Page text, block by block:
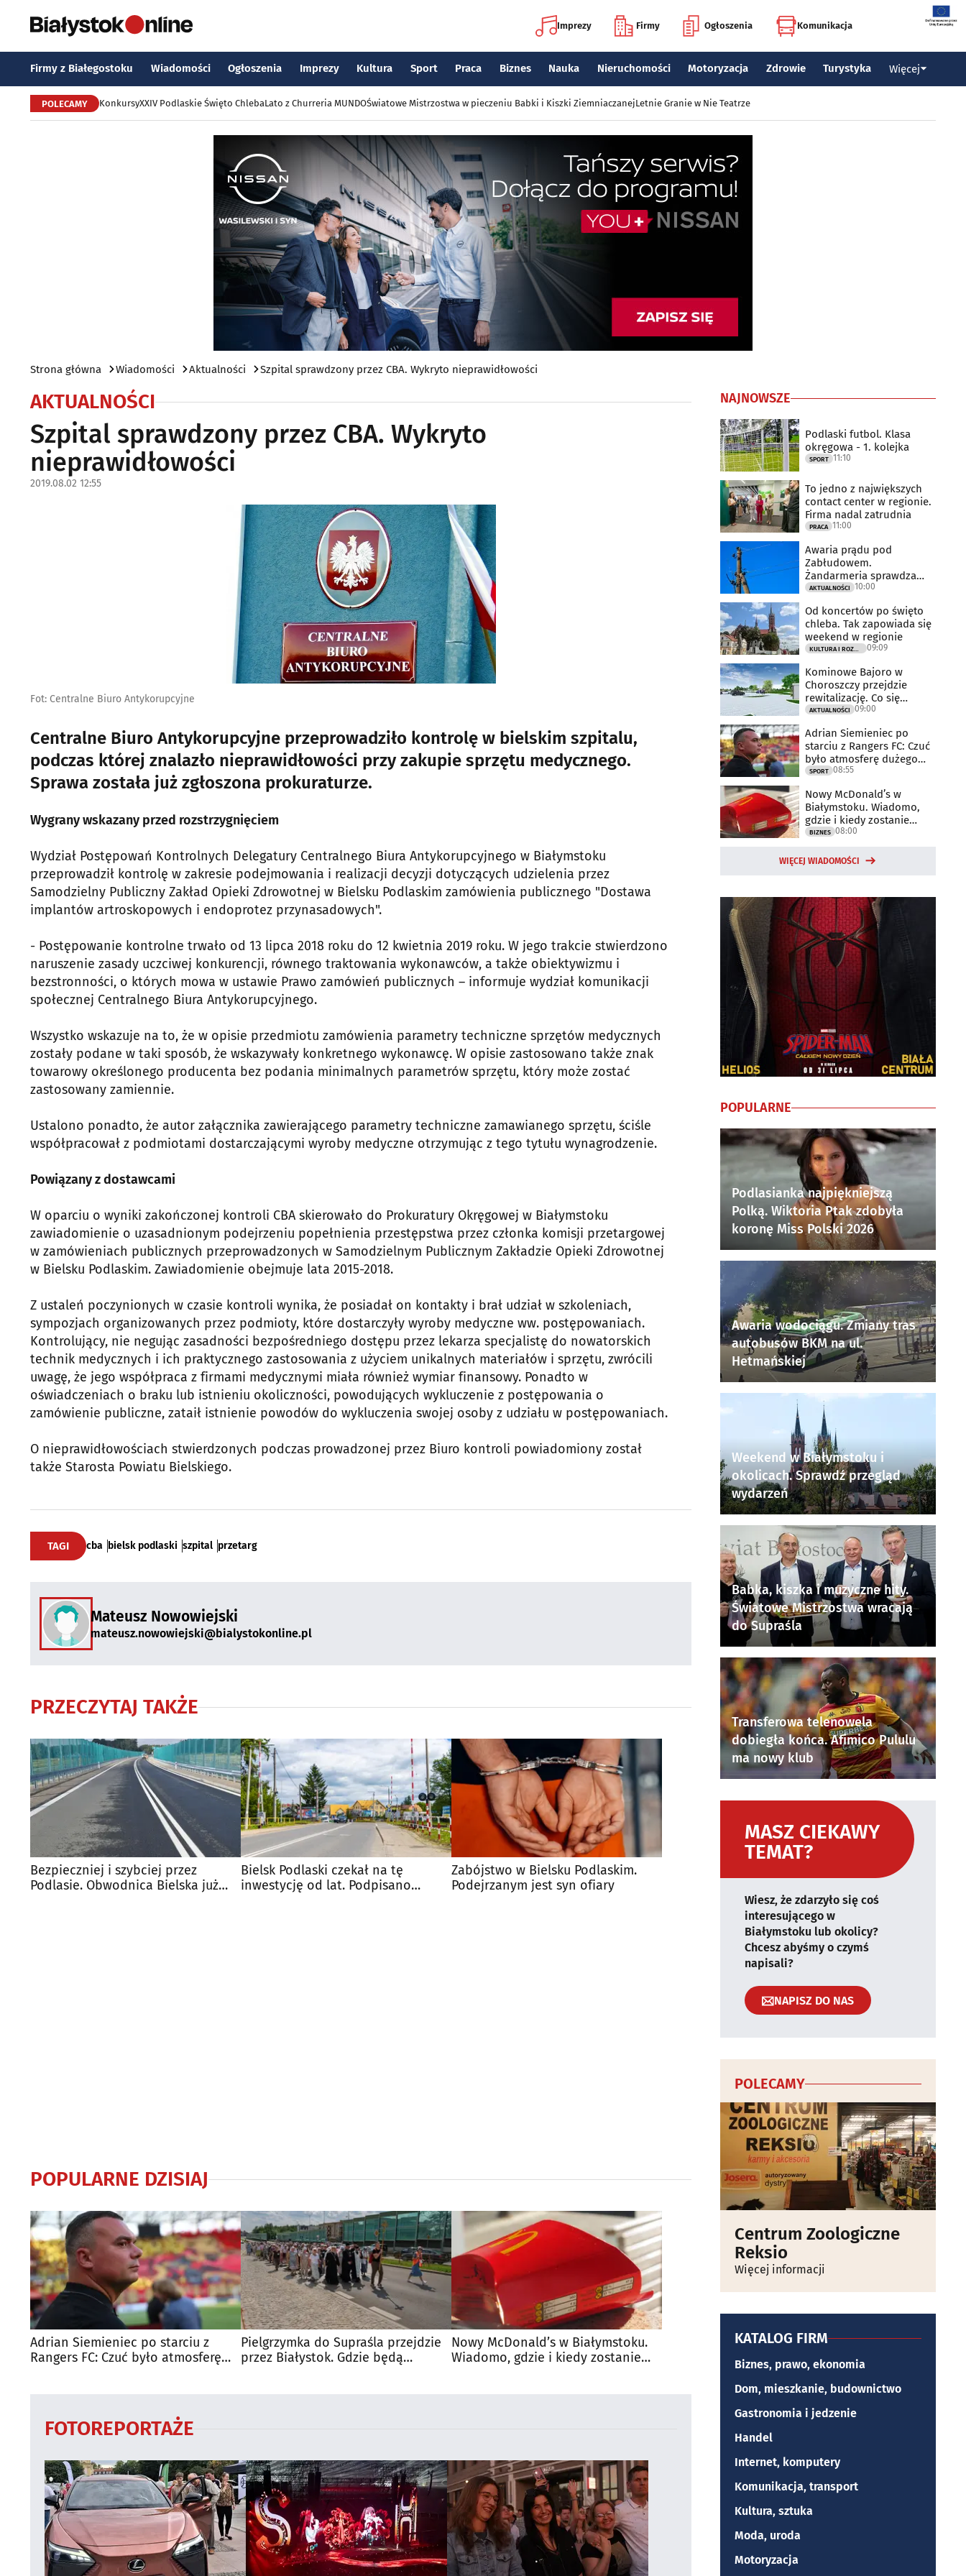
Imprezy Firmy Ogłoszenia Komunikacja
Firmy z Białegostoku Wiadomości Ogłoszenia Imprezy Kultura Sport Praca Biznes Nauka Nieruchomości Motoryzacja Zdrowie Turystyka Więcej
POLECAMY KonkursyXXIV Podlaskie Święto ChlebaLato z Churreria MUNDOŚwiatowe Mistrzostwa w pieczeniu Babki i Kiszki ZiemniaczanejLetnie Granie w Nie Teatrze
Strona główna Wiadomości Aktualności Szpital sprawdzony przez CBA. Wykryto nieprawidłowości
AKTUALNOŚCI
Szpital sprawdzony przez CBA. Wykryto
nieprawidłowości
2019.08.02 12:55
Fot: Centralne Biuro Antykorupcyjne
Centralne Biuro Antykorupcyjne przeprowadziło kontrolę w bielskim szpitalu,
podczas której znalazło nieprawidłowości przy zakupie sprzętu medycznego.
Sprawa została już zgłoszona prokuraturze.
Wygrany wskazany przed rozstrzygnięciem
Wydział Postępowań Kontrolnych Delegatury Centralnego Biura Antykorupcyjnego w Białymstoku
przeprowadził kontrolę w zakresie podejmowania i realizacji decyzji dotyczących udzielenia przez
Samodzielny Publiczny Zakład Opieki Zdrowotnej w Bielsku Podlaskim zamówienia publicznego "Dostawa
implantów artroskopowych i endoprotez przynasadowych".
- Postępowanie kontrolne trwało od 13 lipca 2018 roku do 12 kwietnia 2019 roku. W jego trakcie stwierdzono
naruszenie zasady uczciwej konkurencji, równego traktowania wykonawców, a także obiektywizmu i
bezstronności, o których mowa w ustawie Prawo zamówień publicznych – informuje wydział komunikacji
społecznej Centralnego Biura Antykorupcyjnego.
Wszystko wskazuje na to, że w opisie przedmiotu zamówienia parametry techniczne sprzętów medycznych
zostały podane w taki sposób, że wskazywały konkretnego wykonawcę. W opisie zastosowano także znak
towarowy określonego producenta bez podania minimalnych parametrów sprzętu, który może zostać
zastosowany zamiennie.
Ustalono ponadto, że autor załącznika zawierającego parametry techniczne zamawianego sprzętu, ściśle
współpracował z podmiotami dostarczającymi wyroby medyczne otrzymując z tego tytułu wynagrodzenie.
Powiązany z dostawcami
W oparciu o wyniki zakończonej kontroli CBA skierowało do Prokuratury Okręgowej w Białymstoku
zawiadomienie o uzasadnionym podejrzeniu popełnienia przestępstwa przez członka komisji przetargowej
w zamówieniach publicznych przeprowadzonych w Samodzielnym Publicznym Zakładzie Opieki Zdrowotnej
w Bielsku Podlaskim. Zawiadomienie obejmuje lata 2015-2018.
Z ustaleń poczynionych w czasie kontroli wynika, że posiadał on kontakty i brał udział w szkoleniach,
sympozjach organizowanych przez podmioty, które dostarczyły wyroby medyczne ww. postępowaniach.
Kontrolujący, nie negując zasadności bezpośredniego dostępu przez lekarza specjalistę do nowatorskich
technik medycznych i ich praktycznego zastosowania z użyciem unikalnych materiałów i sprzętu, zwrócili
uwagę, że jego współpraca z firmami medycznymi miała również wymiar finansowy. Ponadto w
oświadczeniach o braku lub istnieniu okoliczności, powodujących wykluczenie z postępowania o
zamówienie publiczne, zataił istnienie powodów do wykluczenia swojej osoby z udziału w postępowaniach.
O nieprawidłowościach stwierdzonych podczas prowadzonej przez Biuro kontroli powiadomiony został
także Starosta Powiatu Bielskiego.
TAGI cba bielsk podlaski szpital przetarg
Mateusz Nowowiejski
mateusz.nowowiejski@bialystokonline.pl
PRZECZYTAJ TAKŻE
Bezpieczniej i szybciej przez
Podlasie. Obwodnica Bielska już
Bielsk Podlaski czekał na tę
inwestycję od lat. Podpisano
Zabójstwo w Bielsku Podlaskim.
Podejrzanym jest syn ofiary
POPULARNE DZISIAJ
Adrian Siemieniec po starciu z
Rangers FC: Czuć było atmosferę
Pielgrzymka do Supraśla przejdzie
przez Białystok. Gdzie będą
Nowy McDonald’s w Białymstoku.
Wiadomo, gdzie i kiedy zostanie
FOTOREPORTAŻE
NAJNOWSZE
Podlaski futbol. Klasa
okręgowa - 1. kolejka
SPORT 11:10
To jedno z największych
contact center w regionie.
Firma nadal zatrudnia
PRACA 11:00
Awaria prądu pod
Zabłudowem.
Żandarmeria sprawdza
udział śmigłowca
AKTUALNOŚCI 10:00
Od koncertów po święto
chleba. Tak zapowiada się
weekend w regionie
09:09
Kominowe Bajoro w
Choroszczy przejdzie
rewitalizację. Co się
zmieni?
AKTUALNOŚCI 09:00
Adrian Siemieniec po
starciu z Rangers FC: Czuć
było atmosferę dużego
meczu
SPORT 08:55
Nowy McDonald’s w
Białymstoku. Wiadomo,
gdzie i kiedy zostanie
otwarty
BIZNES 08:00
WIĘCEJ WIADOMOŚCI
POPULARNE
Podlasianka najpiękniejszą
Polką. Wiktoria Ptak zdobyła
koronę Miss Polski 2026
Awaria wodociągu. Zmiany tras
autobusów BKM na ul.
Hetmańskiej
Weekend w Białymstoku i
okolicach. Sprawdź przegląd
wydarzeń
Babka, kiszka i muzyczne hity.
Światowe Mistrzostwa wracają
do Supraśla
Transferowa telenowela
dobiegła końca. Afimico Pululu
ma nowy klub
MASZ CIEKAWY
TEMAT?
Wiesz, że zdarzyło się coś
interesującego w
Białymstoku lub okolicy?
Chcesz abyśmy o czymś
napisali?
NAPISZ DO NAS
POLECAMY
Centrum Zoologiczne
Reksio
Więcej informacji
KATALOG FIRM
Biznes, prawo, ekonomia
Dom, mieszkanie, budownictwo
Gastronomia i jedzenie
Handel
Internet, komputery
Komunikacja, transport
Kultura, sztuka
Moda, uroda
Motoryzacja